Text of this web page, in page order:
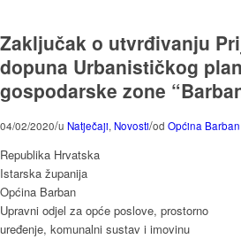
Zaključak o utvrđivanju
dopuna Urbanističkog
gospodarske zone
04/02/2020/u Natječaji, Novosti/od Općina Barban
Republika Hrvatska
Istarska županija
Općina Barban
Upravni odjel za opće poslove, prostorno
uređenje, komunalni sustav i imovinu